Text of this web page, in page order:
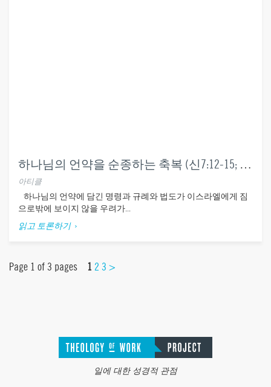
하나님의 언약을 순종하는 축복 (신7:12-15; 28:2-14)
아티클
하나님의 언약에 담긴 명령과 규례와 법도가 이스라엘에게 짐
으로밖에 보이지 않을 우려가...
읽고 토론하기
Page 1 of 3 pages 1 2 3 >
일에 대한 성경적 관점